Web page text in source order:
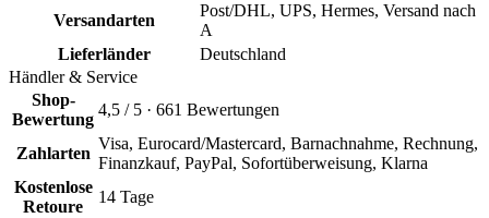
Versandarten
Post/DHL, UPS, Hermes, Versand nach
A
Lieferländer
Deutschland
Händler & Service
Shop-
Bewertung
4,5 / 5 · 661 Bewertungen
Zahlarten
Visa, Eurocard/Mastercard, Barnachnahme, Rechnung,
Finanzkauf, PayPal, Sofortüberweisung, Klarna
Kostenlose
Retoure
14 Tage